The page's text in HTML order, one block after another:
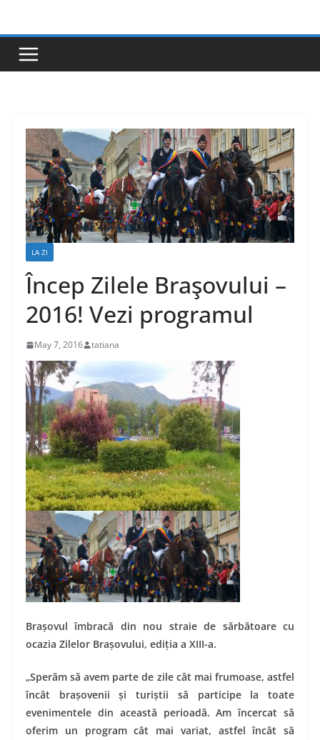
content
LA ZI
Încep Zilele Braşovului –
2016! Vezi programul
May 7, 2016 tatiana
Braşovul îmbracă din nou straie de sărbătoare cu
ocazia Zilelor Braşovului, ediţia a XIII-a.
„Sperăm să avem parte de zile cât mai frumoase, astfel
încât braşovenii şi turiştii să participe la toate
evenimentele din această perioadă. Am încercat să
oferim un program cât mai variat, astfel încât să